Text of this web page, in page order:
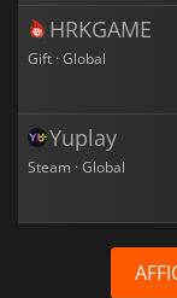
HRKGAME
Gift · Global
Yuplay
Steam · Global